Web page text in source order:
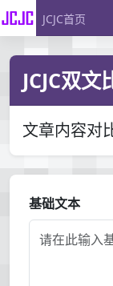
JCJC首页
JCJC双文
文章内容对
基础文本